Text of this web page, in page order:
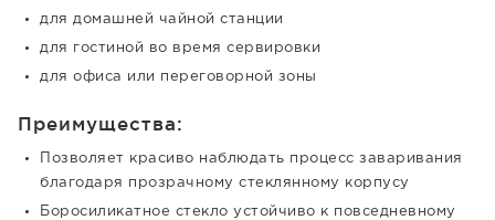
для домашней чайной станции
для гостиной во время сервировки
для офиса или переговорной зоны
Преимущества:
Позволяет красиво наблюдать процесс заваривания
благодаря прозрачному стеклянному корпусу
Боросиликатное стекло устойчиво к повседневному